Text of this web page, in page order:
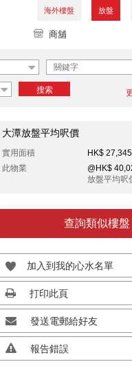
海外樓盤 放盤
商舖
搜索
大潭放盤平均呎價
實用面積
HK$
此物業
@HK$
放盤平均呎
查詢類似樓盤
加入到我的心水名單
打印此頁
發送電郵給好友
報告錯誤